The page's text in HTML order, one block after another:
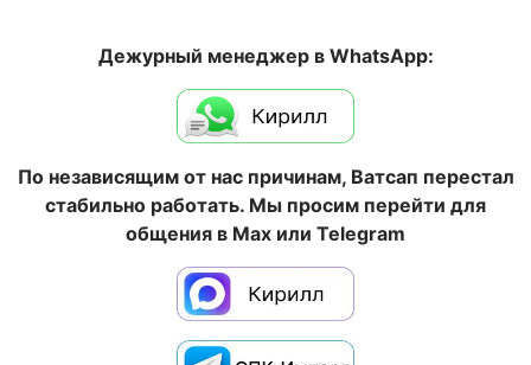
Дежурный менеджер в WhatsApp:
По независящим от нас причинам, Ватсап перестал
стабильно работать. Мы просим перейти для
общения в Max или Telegram